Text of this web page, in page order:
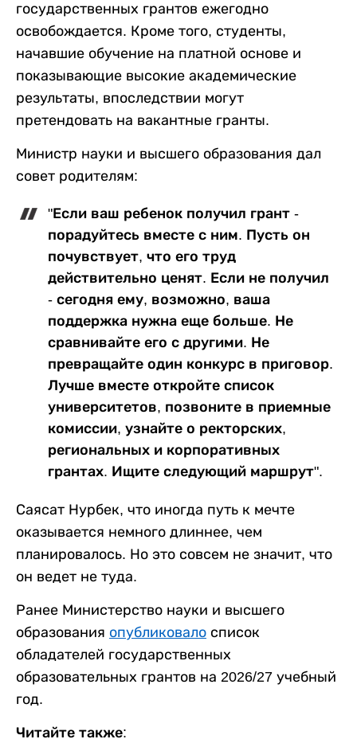
государственных грантов ежегодно
освобождается. Кроме того, студенты,
начавшие обучение на платной основе и
показывающие высокие академические
результаты, впоследствии могут
претендовать на вакантные гранты.
Министр науки и высшего образования дал
совет родителям:
"Если ваш ребенок получил грант -
порадуйтесь вместе с ним. Пусть он
почувствует, что его труд
действительно ценят. Если не получил
- сегодня ему, возможно, ваша
поддержка нужна еще больше. Не
сравнивайте его с другими. Не
превращайте один конкурс в приговор.
Лучше вместе откройте список
университетов, позвоните в приемные
комиссии, узнайте о ректорских,
региональных и корпоративных
грантах. Ищите следующий маршрут".
Саясат Нурбек, что иногда путь к мечте
оказывается немного длиннее, чем
планировалось. Но это совсем не значит, что
он ведет не туда.
Ранее Министерство науки и высшего
образования опубликовало список
обладателей государственных
образовательных грантов на 2026/27 учебный
год.
Читайте также: